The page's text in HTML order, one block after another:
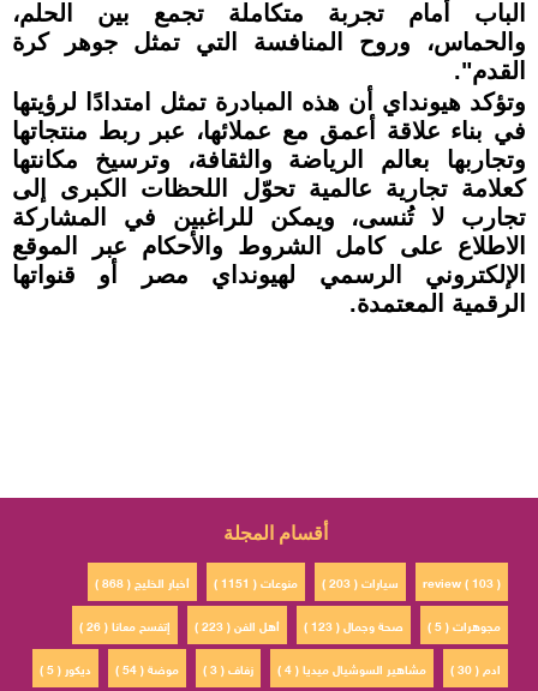
الباب أمام تجربة متكاملة تجمع بين الحلم،
والحماس، وروح المنافسة التي تمثل جوهر كرة
القدم".
وتؤكد هيونداي أن هذه المبادرة تمثل امتدادًا لرؤيتها
في بناء علاقة أعمق مع عملائها، عبر ربط منتجاتها
وتجاربها بعالم الرياضة والثقافة، وترسيخ مكانتها
كعلامة تجارية عالمية تحوّل اللحظات الكبرى إلى
تجارب لا تُنسى، ويمكن للراغبين في المشاركة
الاطلاع على كامل الشروط والأحكام عبر الموقع
الإلكتروني الرسمي لهيونداي مصر أو قنواتها
الرقمية المعتمدة.
أقسام المجلة
أخبار الخليج ( 868 ) منوعات ( 1151 ) سيارات ( 203 )
review ( 103 )
إتفسح معانا ( 26 )
أهل الفن ( 223 ) صحة وجمال ( 123 )
مجوهرات ( 5 )
ديكور ( 5 )
موضة ( 54 ) زفاف ( 3 ) مشاهير السوشيال ميديا ( 4 )
ادم ( 30 )